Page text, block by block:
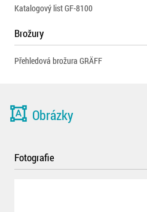
Katalogový list GF-8100
Brožury
Přehledová brožura GRÄFF
format_shapes Obrázky
Fotografie